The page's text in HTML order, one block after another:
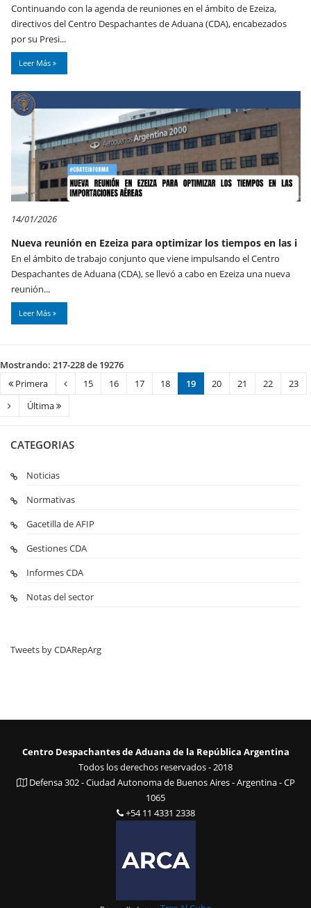
Continuando con la agenda de reuniones en el ámbito de Ezeiza,
directivos del Centro Despachantes de Aduana (CDA), encabezados
por su Presi...
Leer Más
14/01/2026
Nueva reunión en Ezeiza para optimizar los tiempos en las i
En el ámbito de trabajo conjunto que viene impulsando el Centro
Despachantes de Aduana (CDA), se llevó a cabo en Ezeiza una nueva
reunión...
Leer Más
Mostrando: 217-228 de 19276
Primera
15 16 17 18 19 20 21 22
23
Última
CATEGORIAS
Noticias
Normativas
Gacetilla de AFIP
Gestiones CDA
Informes CDA
Notas del sector
Tweets by CDARepArg
Centro Despachantes de Aduana de la República Argentina
Todos los derechos reservados - 2018
Defensa 302 - Ciudad Autonoma de Buenos Aires - Argentina - CP
1065
+54 11 4331 2338